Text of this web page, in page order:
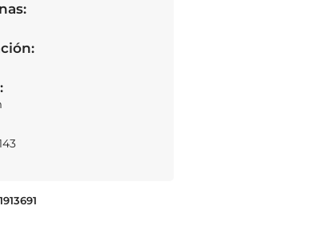
1913691